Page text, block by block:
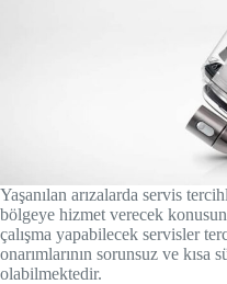
Yaşanılan arızalarda servis
bölgeye hizmet verecek
çalışma yapabilecek servisler
onarımlarının sorunsuz ve kısa
olabilmektedir.